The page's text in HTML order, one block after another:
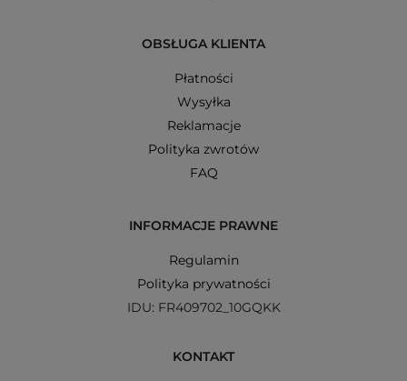
OBSŁUGA KLIENTA
Płatności
Wysyłka
Reklamacje
Polityka zwrotów
FAQ
INFORMACJE PRAWNE
Regulamin
Polityka prywatności
IDU: FR409702_10GQKK
KONTAKT